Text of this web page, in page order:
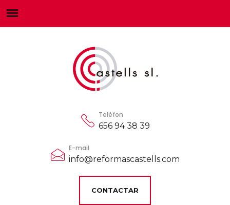
Telèfon
656 94 38 39
E-mail
info@reformascastells.com
CONTACTAR